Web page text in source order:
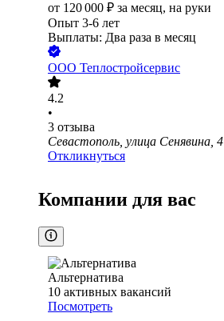
от 120 000 ₽ за месяц, на руки
Опыт 3-6 лет
Выплаты: Два раза в месяц
ООО Теплостройсервис
4.2
•
3 отзыва
Севастополь, улица Сенявина, 4
Откликнуться
Компании для вас
Альтернатива
10 активных вакансий
Посмотреть